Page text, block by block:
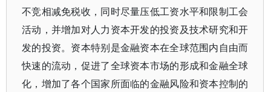
不竞相减免税收，同时尽量压低工资水平和限制工会
活动，并增加对人力资本开发的投资及技术研究和开
发的投资。资本特别是金融资本在全球范围内自由而
快速的流动，促进了全球资本市场的形成和金融全球
化，增加了各个国家所面临的金融风险和资本控制的